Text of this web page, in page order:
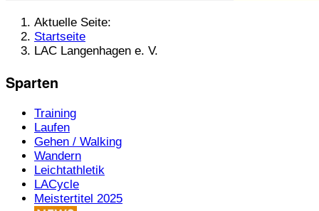
Aktuelle Seite:
Startseite
LAC Langenhagen e. V.
Sparten
Training
Laufen
Gehen / Walking
Wandern
Leichtathletik
LACycle
Meistertitel 2025